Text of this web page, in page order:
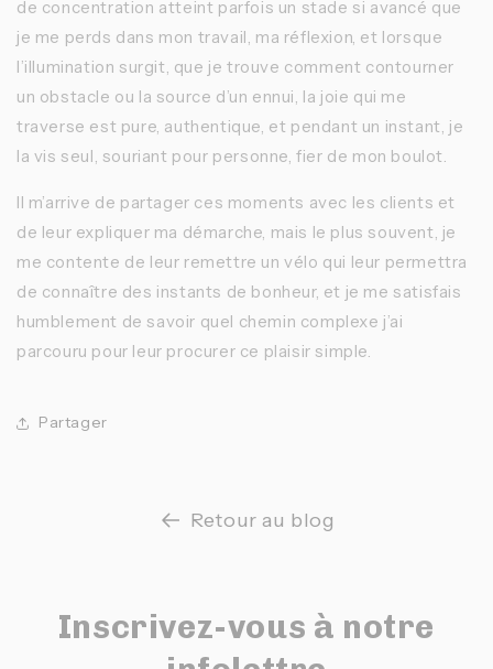
de concentration atteint parfois un stade si avancé que
je me perds dans mon travail, ma réflexion, et lorsque
l’illumination surgit, que je trouve comment contourner
un obstacle ou la source d’un ennui, la joie qui me
traverse est pure, authentique, et pendant un instant, je
la vis seul, souriant pour personne, fier de mon boulot.
Il m’arrive de partager ces moments avec les clients et
de leur expliquer ma démarche, mais le plus souvent, je
me contente de leur remettre un vélo qui leur permettra
de connaître des instants de bonheur, et je me satisfais
humblement de savoir quel chemin complexe j’ai
parcouru pour leur procurer ce plaisir simple.
Partager
Retour au blog
Inscrivez-vous à notre